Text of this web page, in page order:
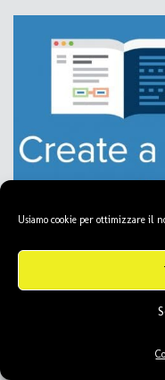
Usiamo cookie per ottimizzare il